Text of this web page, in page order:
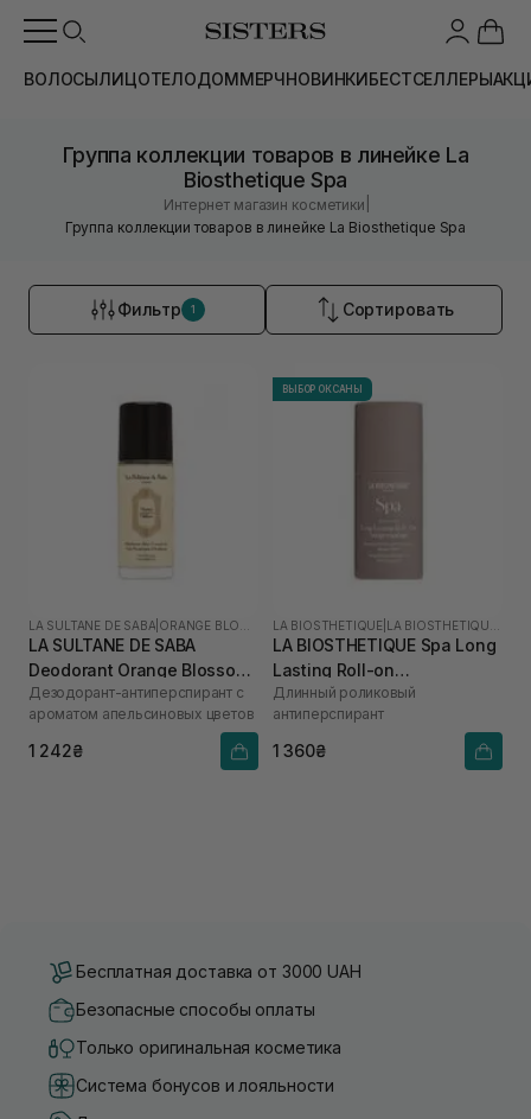
ВОЛОСЫЛИЦОТЕЛОДОММЕРЧНОВИНКИБЕСТСЕЛЛЕРЫ
Группа коллекции товаров в линейке La
Biosthetique Spa
Интернет магазин косметики
Группа коллекции товаров в линейке La Biosthetique Spa
Фильтр 1 Сортировать
LA SULTANE DE SABA
LA SULTANE DE SABA
Deodorant Orange Blossom
50 мл
Дезодорант-антиперспирант с
ароматом апельсиновых цветов
1 242₴
ВЫБОР ОКСАНЫ
LA BIOSTHETIQUE
LA BIOSTHETIQUE Spa Long
Lasting Roll-on
Antiperspirant 50 мл
Длинный роликовый
антиперспирант
1 360₴
Бесплатная доставка от 3000 UAH
Безопасные способы оплаты
Только оригинальная косметика
Система бонусов и лояльности